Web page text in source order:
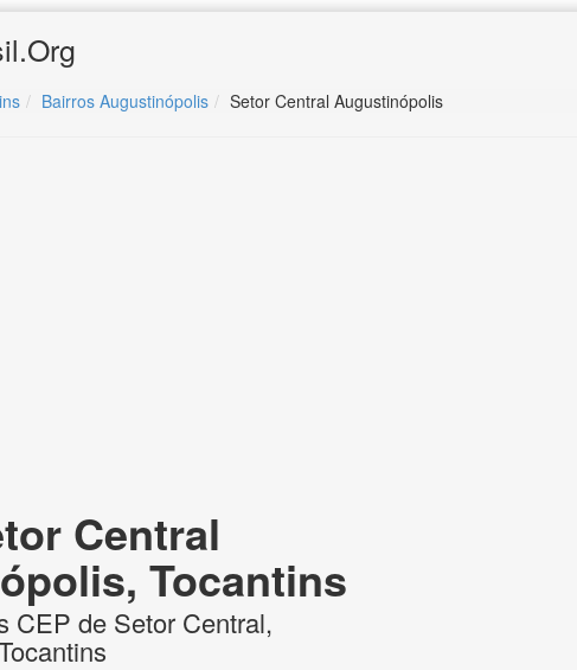
Bairros Augustinópolis Setor Central Augustinópolis
Central
Tocantins
CEP de Setor Central,